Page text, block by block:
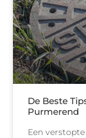
De Beste
Purmerend
Een